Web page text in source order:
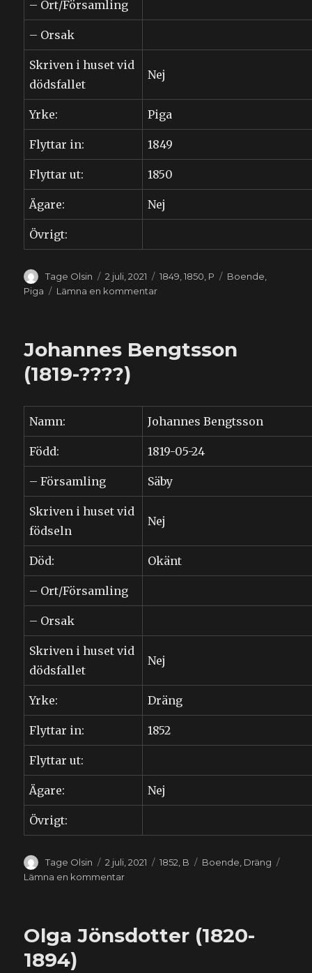
– Ort/Församling
– Orsak
Skriven i huset vid
dödsfallet
Nej
Yrke: Piga
Flyttar in: 1849
Flyttar ut: 1850
Ägare: Nej
Övrigt:
Författare
Tage Olsin
Publicerat
den
2 juli, 2021 Kategorier
1849 ,1850 P Etiketter
Boende
Piga
Lämna en kommentartill
Johannes Bengtsson
(1819-????)
Namn: Johannes Bengtsson
Född: 1819-05-24
– Församling Säby
Skriven i huset vid
födseln
Nej
Död: Okänt
– Ort/Församling
– Orsak
Skriven i huset vid
dödsfallet
Nej
Yrke: Dräng
Flyttar in: 1852
Flyttar ut:
Ägare: Nej
Övrigt:
Författare
Tage Olsin
Publicerat
den
2 juli, 2021 Kategorier
1852 B Etiketter
Boende Dräng
Lämna en kommentartill
Olga Jönsdotter (1820-
1894)